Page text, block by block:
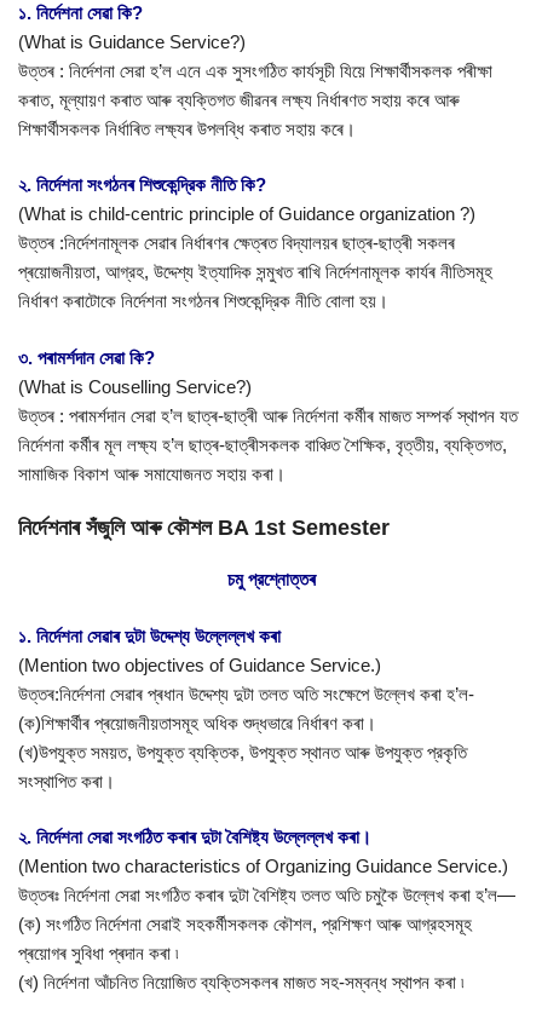
১. নির্দেশনা সেৱা কি?
(What is Guidance Service?)
উত্তৰ : নিৰ্দেশনা সেৱা হ’ল এনে এক সুসংগঠিত কার্যসূচী যিয়ে শিক্ষার্থীসকলক পৰীক্ষা
কৰাত, মূল্যায়ণ কৰাত আৰু ব্যক্তিগত জীৱনৰ লক্ষ্য নিৰ্ধাৰণত সহায় কৰে আৰু
শিক্ষাৰ্থীসকলক নিৰ্ধাৰিত লক্ষ্যৰ উপলব্ধি কৰাত সহায় কৰে।
২. নির্দেশনা সংগঠনৰ শিশুকেন্দ্রিক নীতি কি?
(What is child-centric principle of Guidance organization ?)
উত্তৰ :নিৰ্দেশনামূলক সেৱাৰ নিৰ্ধাৰণৰ ক্ষেত্ৰত বিদ্যালয়ৰ ছাত্ৰ-ছাত্ৰী সকলৰ
প্ৰয়োজনীয়তা, আগ্রহ, উদ্দেশ্য ইত্যাদিক সন্মুখত ৰাখি নিৰ্দেশনামূলক কার্যৰ নীতিসমূহ
নিৰ্ধাৰণ কৰাটোকে নির্দেশনা সংগঠনৰ শিশুকেন্দ্রিক নীতি বোলা হয়।
৩. পৰামৰ্শদান সেৱা কি?
(What is Couselling Service?)
উত্তৰ : পৰামৰ্শদান সেৱা হ’ল ছাত্ৰ-ছাত্ৰী আৰু নিৰ্দেশনা কৰ্মীৰ মাজত সম্পর্ক স্থাপন যত
নিৰ্দেশনা কৰ্মীৰ মূল লক্ষ্য হ’ল ছাত্ৰ-ছাত্ৰীসকলক বাঞ্চিত শৈক্ষিক, বৃত্তীয়, ব্যক্তিগত,
সামাজিক বিকাশ আৰু সমাযোজনত সহায় কৰা।
নিৰ্দেশনাৰ সঁজুলি আৰু কৌশল BA 1st Semester
চমু প্রশ্নোত্তৰ
১. নির্দেশনা সেৱাৰ দুটা উদ্দেশ্য উল্লেল্লখ কৰা
(Mention two objectives of Guidance Service.)
উত্তৰ:নিৰ্দেশনা সেৱাৰ প্ৰধান উদ্দেশ্য দুটা তলত অতি সংক্ষেপে উল্লেখ কৰা হ’ল-
(ক)শিক্ষাৰ্থীৰ প্ৰয়োজনীয়তাসমূহ অধিক শুদ্ধভাৱে নিৰ্ধাৰণ কৰা।
(খ)উপযুক্ত সময়ত, উপযুক্ত ব্যক্তিক, উপযুক্ত স্থানত আৰু উপযুক্ত প্রকৃতি
সংস্থাপিত কৰা।
২. নির্দেশনা সেৱা সংগঠিত কৰাৰ দুটা বৈশিষ্ট্য উল্লেল্লখ কৰা।
(Mention two characteristics of Organizing Guidance Service.)
উত্তৰঃ নির্দেশনা সেৱা সংগঠিত কৰাৰ দুটা বৈশিষ্ট্য তলত অতি চমুকৈ উল্লেখ কৰা হ’ল—
(ক) সংগঠিত নির্দেশনা সেৱাই সহকৰ্মীসকলক কৌশল, প্রশিক্ষণ আৰু আগ্রহসমূহ
প্ৰয়োগৰ সুবিধা প্ৰদান কৰা ৷
(খ) নির্দেশনা আঁচনিত নিয়োজিত ব্যক্তিসকলৰ মাজত সহ-সম্বন্ধ স্থাপন কৰা ৷